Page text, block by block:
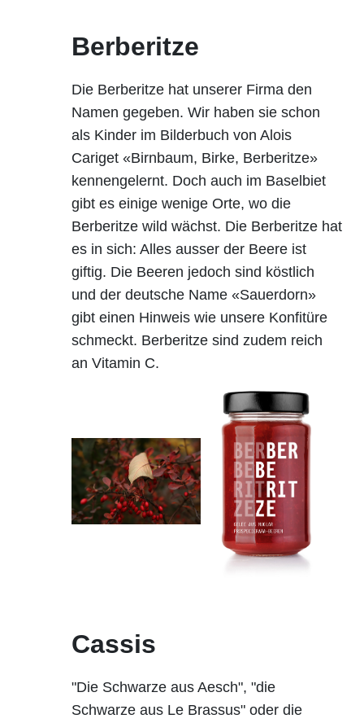
Berberitze
Die Berberitze hat unserer Firma den
Namen gegeben. Wir haben sie schon
als Kinder im Bilderbuch von Alois
Cariget «Birnbaum, Birke, Berberitze»
kennengelernt. Doch auch im Baselbiet
gibt es einige wenige Orte, wo die
Berberitze wild wächst. Die Berberitze hat
es in sich: Alles ausser der Beere ist
giftig. Die Beeren jedoch sind köstlich
und der deutsche Name «Sauerdorn»
gibt einen Hinweis wie unsere Konfitüre
schmeckt. Berberitze sind zudem reich
an Vitamin C.
Cassis
"Die Schwarze aus Aesch", "die
Schwarze aus Le Brassus" oder die